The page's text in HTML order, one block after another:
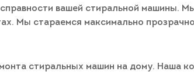
вашей стиральной машины.
Мы стараемся максимально
стиральных машин на дому. Наша